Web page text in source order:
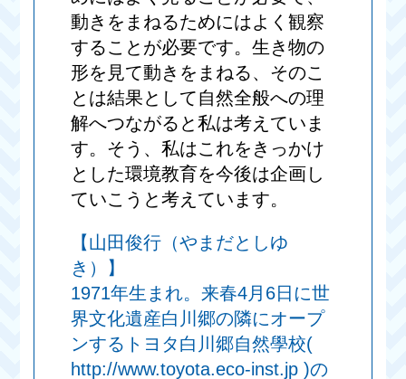
動きをまねるためにはよく観察
することが必要です。生き物の
形を見て動きをまねる、そのこ
とは結果として自然全般への理
解へつながると私は考えていま
す。そう、私はこれをきっかけ
とした環境教育を今後は企画し
ていこうと考えています。
【山田俊行（やまだとしゆ
き）】
1971年生まれ。来春4月6日に世
界文化遺産白川郷の隣にオープ
ンするトヨタ白川郷自然學校(
http://www.toyota.eco-inst.jp )の